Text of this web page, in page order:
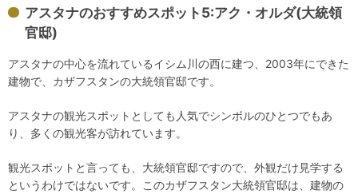
アスタナのおすすめスポット5:アク・オルダ(大統領
官邸)
アスタナの中心を流れているイシム川の西に建つ、2003年にできた
建物で、カザフスタンの大統領官邸です。
アスタナの観光スポットとしても人気でシンボルのひとつでもあ
り、多くの観光客が訪れています。
観光スポットと言っても、大統領官邸ですので、外観だけ見学する
というわけではないです。このカザフスタン大統領官邸は、建物の